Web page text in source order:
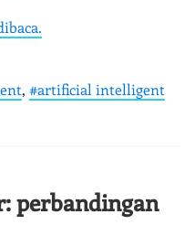
, #artificial intelligent
perbandingan